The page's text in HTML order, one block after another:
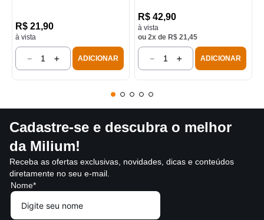
R$ 21,90
à vista
＋
－ ADICIONAR
R$ 42,90
à vista
ou 2x de R$ 21,45
＋
－ ADICIONAR
Cadastre-se e descubra o melhor
da Milium!
Receba as ofertas exclusivas, novidades, dicas e conteúdos
diretamente no seu e-mail.
Nome*